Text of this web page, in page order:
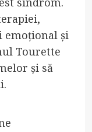
emoțional și
Tourette
și să